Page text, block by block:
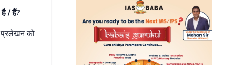
है/हैं?
प्रलेखनको